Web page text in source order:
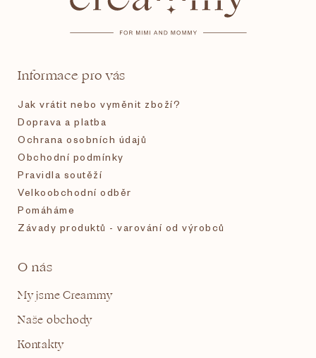
Informace pro vás
Jak vrátit nebo vyměnit zboží?
Doprava a platba
Ochrana osobních údajů
Obchodní podmínky
Pravidla soutěží
Velkoobchodní odběr
Pomáháme
Závady produktů - varování od výrobců
O nás
My jsme Creammy
Naše obchody
Kontakty